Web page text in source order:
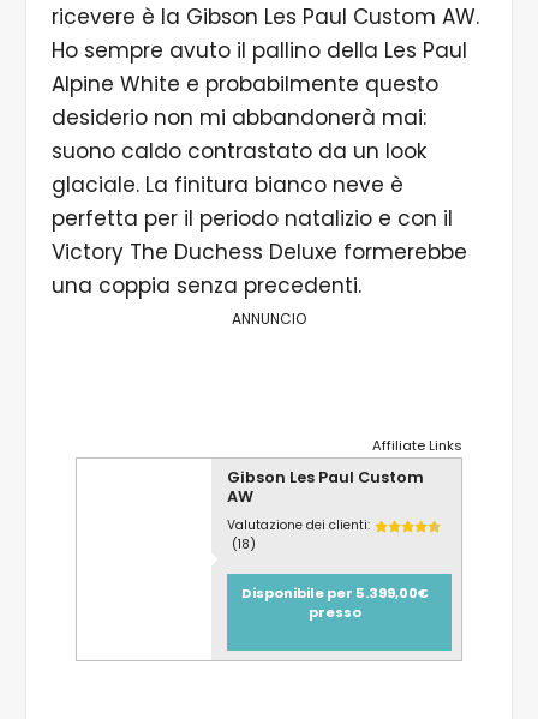
ricevere è la Gibson Les Paul Custom AW.
Ho sempre avuto il pallino della Les Paul
Alpine White e probabilmente questo
desiderio non mi abbandonerà mai:
suono caldo contrastato da un look
glaciale. La finitura bianco neve è
perfetta per il periodo natalizio e con il
Victory The Duchess Deluxe formerebbe
una coppia senza precedenti.
ANNUNCIO
Affiliate Links
Gibson Les Paul Custom
AW
Valutazione dei clienti:
(18)
Disponibile per 5.399,00€
presso